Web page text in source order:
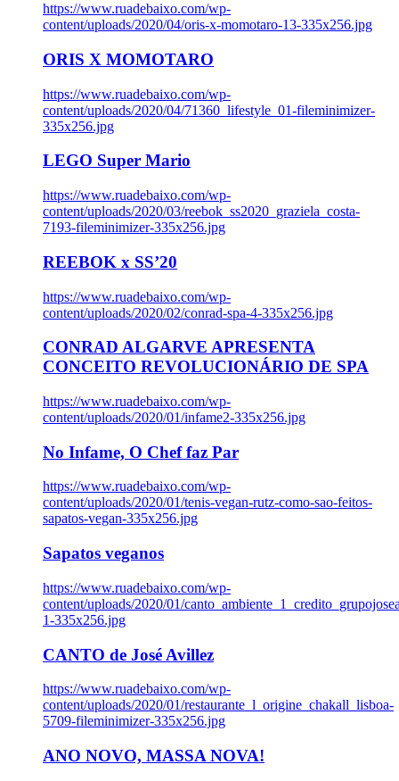
https://www.ruadebaixo.com/wp-
content/uploads/2020/04/oris-x-momotaro-13-335x256.jpg
ORIS X MOMOTARO
https://www.ruadebaixo.com/wp-
content/uploads/2020/04/71360_lifestyle_01-fileminimizer-
335x256.jpg
LEGO Super Mario
https://www.ruadebaixo.com/wp-
content/uploads/2020/03/reebok_ss2020_graziela_costa-
7193-fileminimizer-335x256.jpg
REEBOK x SS’20
https://www.ruadebaixo.com/wp-
content/uploads/2020/02/conrad-spa-4-335x256.jpg
CONRAD ALGARVE APRESENTA
CONCEITO REVOLUCIONÁRIO DE SPA
https://www.ruadebaixo.com/wp-
content/uploads/2020/01/infame2-335x256.jpg
No Infame, O Chef faz Par
https://www.ruadebaixo.com/wp-
content/uploads/2020/01/tenis-vegan-rutz-como-sao-feitos-
sapatos-vegan-335x256.jpg
Sapatos veganos
https://www.ruadebaixo.com/wp-
content/uploads/2020/01/
1-335x256.jpg
CANTO de José Avillez
https://www.ruadebaixo.com/wp-
content/uploads/2020/01/restaurante_l_origine_chakall_lisboa-
5709-fileminimizer-335x256.jpg
ANO NOVO, MASSA NOVA!